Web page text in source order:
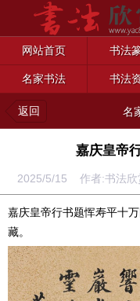
网站首页 书法
名家书法 书法
返回 名
嘉庆皇帝
2025/5/15 作者:书法
嘉庆皇帝行书题恽寿平十
藏。